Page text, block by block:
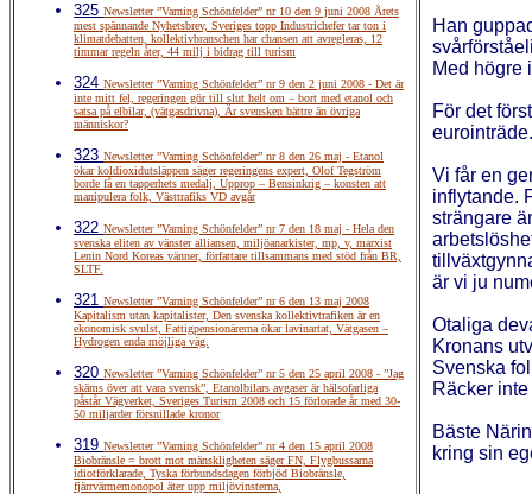
325 Newsletter ”Varning Schönfelder” nr 10 den 9 juni 2008 Årets
mest spännande Nyhetsbrev, Sveriges topp Industrichefer tar ton i
klimatdebatten, kollektivbranschen har chansen att avregleras, 12
timmar regeln åter, 44 milj i bidrag till turism
324 Newsletter ”Varning Schönfelder” nr 9 den 2 juni 2008 - Det är
inte mitt fel, regeringen gör till slut helt om – bort med etanol och
satsa på elbilar, (vätgasdrivna), Är svensken bättre än övriga
människor?
323 Newsletter ”Varning Schönfelder” nr 8 den 26 maj - Etanol
ökar koldioxidutsläppen säger regeringens expert, Olof Tegström
borde få en tapperhets medalj, Upprop – Bensinkrig – konsten att
manipulera folk, Västtrafiks VD avgår
322 Newsletter ”Varning Schönfelder” nr 7 den 18 maj - Hela den
svenska eliten av vänster alliansen, miljöanarkister, mp, v, marxist
Lenin Nord Koreas vänner, författare tillsammans med stöd från BR,
SLTF.
321 Newsletter ”Varning Schönfelder” nr 6 den 13 maj 2008
Kapitalism utan kapitalister, Den svenska kollektivtrafiken är en
ekonomisk svulst, Fattigpensionärerna ökar lavinartat, Vätgasen –
Hydrogen enda möjliga väg.
320 Newsletter ”Varning Schönfelder” nr 5 den 25 april 2008 - ”Jag
skäms över att vara svensk”, Etanolbilars avgaser är hälsofarliga
påstår Vägverket, Sveriges Turism 2008 och 15 förlorade år med 30-
50 miljarder försnillade kronor
319 Newsletter ”Varning Schönfelder” nr 4 den 15 april 2008
Biobränsle = brott mot mänskligheten säger FN, Flygbussarna
idiotförklarade, Tyska förbundsdagen förbjöd Biobränsle,
fjärrvärmemonopol äter upp miljövinsterna,
Han
Med högre
För det
eurointräde.
Vi får en
inflytande.
strängare
är vi ju
Otaliga
Kronans
Svenska
Räcker
Bäste
kring sin